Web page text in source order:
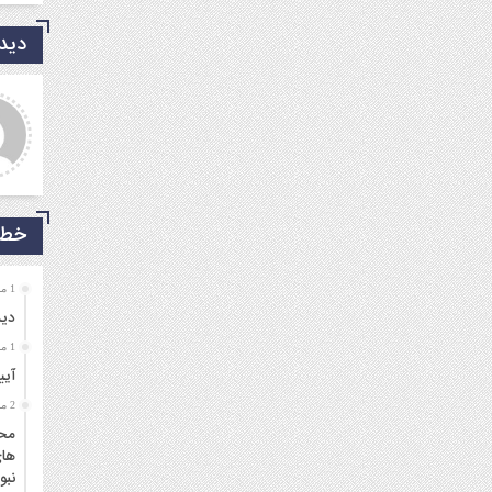
جمالی نسب
موفق باشید و تندرست
شریفی نیا
که جوانانی مثه شما
1 ماه قبل
1 ماه قبل
2 ماه قبل